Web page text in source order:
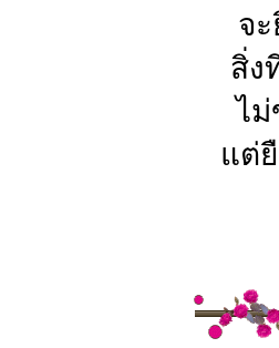
จ
สิ่ง
ไ
แต่